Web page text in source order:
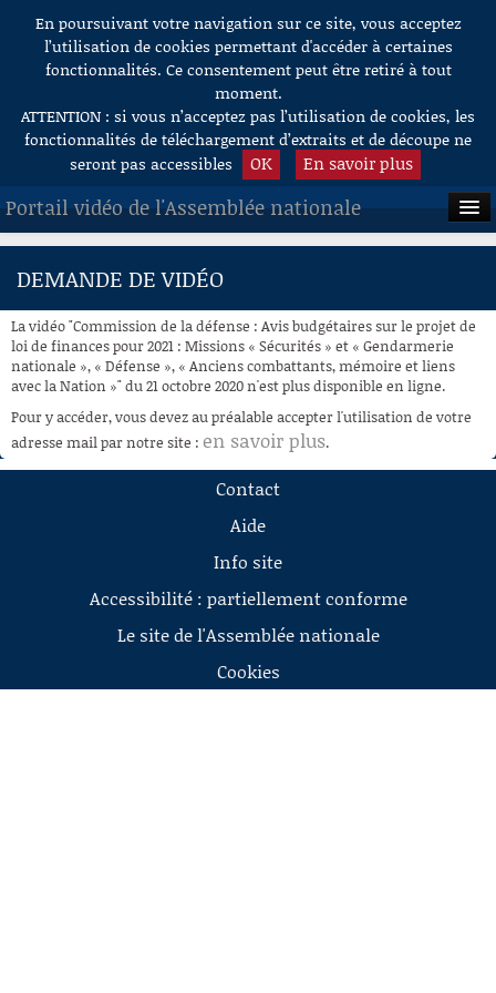
Aller au contenu
En poursuivant votre navigation sur ce site, vous acceptez
l’utilisation de cookies permettant d'accéder à certaines
fonctionnalités. Ce consentement peut être retiré à tout
moment.
ATTENTION : si vous n’acceptez pas l’utilisation de cookies, les
fonctionnalités de téléchargement d’extraits et de découpe ne
seront pas accessibles
OK En savoir plus
Portail vidéo de l'Assemblée nationale
ACCUEIL
À LA DEMANDE
RECHERCHE
AIDE À LA DÉCOUPE
DE VIDÉOS
DEMANDE DE VIDÉO
La vidéo "Commission de la défense : Avis budgétaires sur le projet de
loi de finances pour 2021 : Missions « Sécurités » et « Gendarmerie
nationale », « Défense », « Anciens combattants, mémoire et liens
avec la Nation »" du 21 octobre 2020 n'est plus disponible en ligne.
Pour y accéder, vous devez au préalable accepter l'utilisation de votre
adresse mail par notre site : en savoir plus.
Contact
Aide
Info site
Accessibilité : partiellement conforme
Le site de l'Assemblée nationale
Cookies